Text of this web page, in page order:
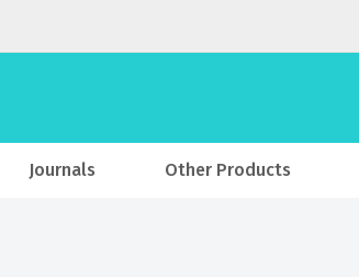
Journals Other Products